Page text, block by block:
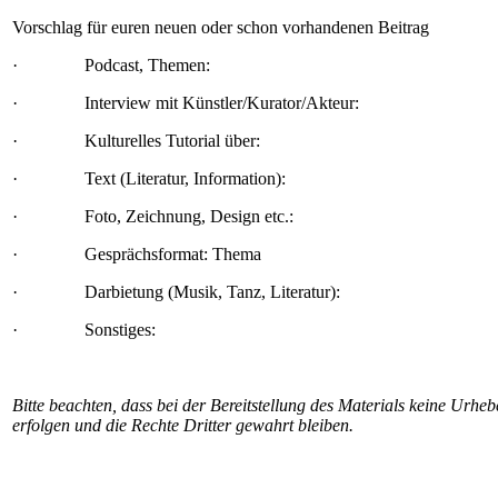
Vorschlag für euren neuen oder schon vorhandenen Beitrag
· Podcast, Themen:
· Interview mit Künstler/Kurator/Akteur:
· Kulturelles Tutorial über:
· Text (Literatur, Information):
· Foto, Zeichnung, Design etc.:
· Gesprächsformat: Thema
· Darbietung (Musik, Tanz, Literatur):
· Sonstiges:
Bitte beachten, dass bei der Bereitstellung des Materials keine
erfolgen und die Rechte Dritter gewahrt bleiben.